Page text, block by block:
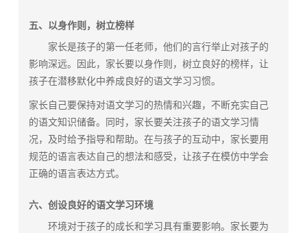
五、以身作则，树立榜样
家长是孩子的第一任老师，他们的言行举止对孩子的
影响深远。因此，家长要以身作则，树立良好的榜样，让
孩子在潜移默化中养成良好的语文学习习惯。
家长自己要保持对语文学习的热情和兴趣，不断充实自己
的语文知识储备。同时，家长要关注孩子的语文学习情
况，及时给予指导和帮助。在与孩子的互动中，家长要用
规范的语言表达自己的想法和感受，让孩子在模仿中学会
正确的语言表达方式。
六、创设良好的语文学习环境
环境对于孩子的成长和学习具有重要影响。家长要为